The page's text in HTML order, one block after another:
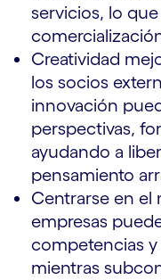
servicios, lo
Creatividad
los socios
innovación
perspectivas,
ayudando a
pensamiento
Centrarse en el
empresas
competencias
mientras